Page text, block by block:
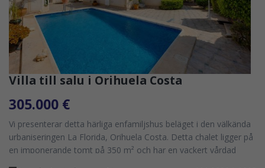
Villa till salu i Orihuela Costa
305.000 €
Vi presenterar detta härliga enfamiljshus beläget i den välkända
urbaniseringen La Florida, Orihuela Costa. Detta chalet ligger på
en imponerande tomt på 350 m² och har en vackert vårdad